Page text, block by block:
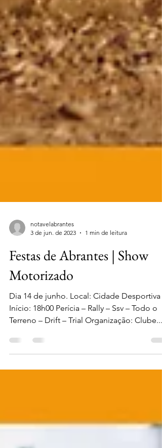
notavelabrantes
3 de jun. de 2023
Festas de Abrantes | Show
Motorizado
Dia 14 de junho. Local: Cidade Desportiva
Início: 18h00 Perícia – Rally – Ssv – Todo o
Terreno – Drift – Trial Organização: Clube...